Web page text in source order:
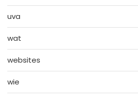
uva
wat
websites
wie